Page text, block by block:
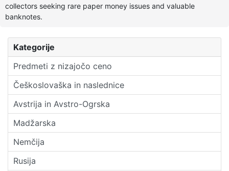
Kategorije
Predmeti z nizajočo ceno
Češkoslovaška in naslednice
Avstrija in Avstro-Ogrska
Madžarska
Nemčija
Rusija
collectors seeking rare paper money issues and valuable
banknotes.